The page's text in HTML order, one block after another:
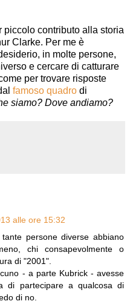
contributo alla storia
Clarke. Per me è
in molte persone,
e cercare di catturare
per trovare risposte
famoso quadro di
siamo? Dove andiamo?
alle ore 15:32
persone diverse abbiano
chi consapevolmente o
di "2001".
- a parte Kubrick - avesse
di partecipare a qualcosa di
di no.